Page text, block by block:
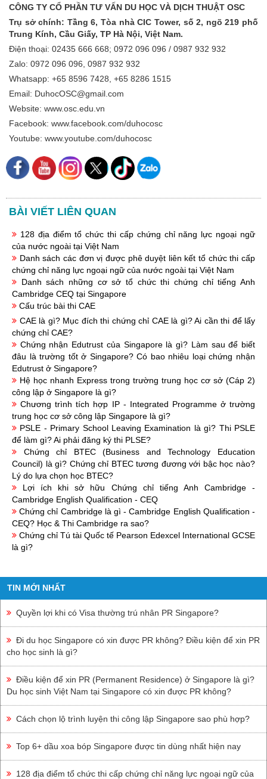
CÔNG TY CỔ PHẦN TƯ VẤN DU HỌC VÀ DỊCH THUẬT OSC
Trụ sở chính: Tầng 6, Tòa nhà CIC Tower, số 2, ngõ 219 phố
Trung Kính, Cầu Giấy, TP Hà Nội, Việt Nam.
Điện thoại: 02435 666 668; 0972 096 096 / 0987 932 932
Zalo: 0972 096 096, 0987 932 932
Whatsapp: +65 8596 7428, +65 8286 1515
Email: DuhocOSC@gmail.com
Website: www.osc.edu.vn
Facebook: www.facebook.com/duhocosc
Youtube: www.youtube.com/duhocosc
BÀI VIẾT LIÊN QUAN
128 địa điểm tổ chức thi cấp chứng chỉ năng lực ngoại ngữ
của nước ngoài tại Việt Nam
Danh sách các đơn vị được phê duyệt liên kết tổ chức thi cấp
chứng chỉ năng lực ngoại ngữ của nước ngoài tại Việt Nam
Danh sách những cơ sở tổ chức thi chứng chỉ tiếng Anh
Cambridge CEQ tại Singapore
Cấu trúc bài thi CAE
CAE là gì? Mục đích thi chứng chỉ CAE là gì? Ai cần thi để lấy
chứng chỉ CAE?
Chứng nhận Edutrust của Singapore là gì? Làm sau để biết
đâu là trường tốt ở Singapore? Có bao nhiêu loại chứng nhận
Edutrust ở Singapore?
Hệ học nhanh Express trong trường trung học cơ sở (Cáp 2)
công lập ở Singapore là gì?
Chương trình tích hợp IP - Integrated Programme ở trường
trung học cơ sở công lập Singapore là gì?
PSLE - Primary School Leaving Examination là gì? Thi PSLE
để làm gì? Ai phải đăng ký thi PLSE?
Chứng chỉ BTEC (Business and Technology Education
Council) là gì? Chứng chỉ BTEC tương đương với bậc học nào?
Lý do lựa chọn học BTEC?
Lợi ích khi sở hữu Chứng chỉ tiếng Anh Cambridge -
Cambridge English Qualification - CEQ
Chứng chỉ Cambridge là gì - Cambridge English Qualification -
CEQ? Học & Thi Cambridge ra sao?
Chứng chỉ Tú tài Quốc tế Pearson Edexcel International GCSE
là gì?
TIN MỚI NHẤT
Quyền lợi khi có Visa thường trú nhân PR Singapore?
Đi du học Singapore có xin được PR không? Điều kiện để xin PR
cho học sinh là gì?
Điều kiện để xin PR (Permanent Residence) ở Singapore là gì?
Du học sinh Việt Nam tại Singapore có xin được PR không?
Cách chọn lộ trình luyện thi công lập Singapore sao phù hợp?
Top 6+ dầu xoa bóp Singapore được tin dùng nhất hiện nay
128 địa điểm tổ chức thi cấp chứng chỉ năng lực ngoại ngữ của